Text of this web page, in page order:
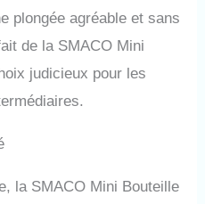
une bouteille de
de 4L (S700MAX).
avec tous les mini
de plongée
le S700MAX peut
être emporté dans
ce qui rend la
de Gonflage
plongée agréable et sans
de la SMACO Mini
judicieux pour les
la SMACO Mini Bouteille